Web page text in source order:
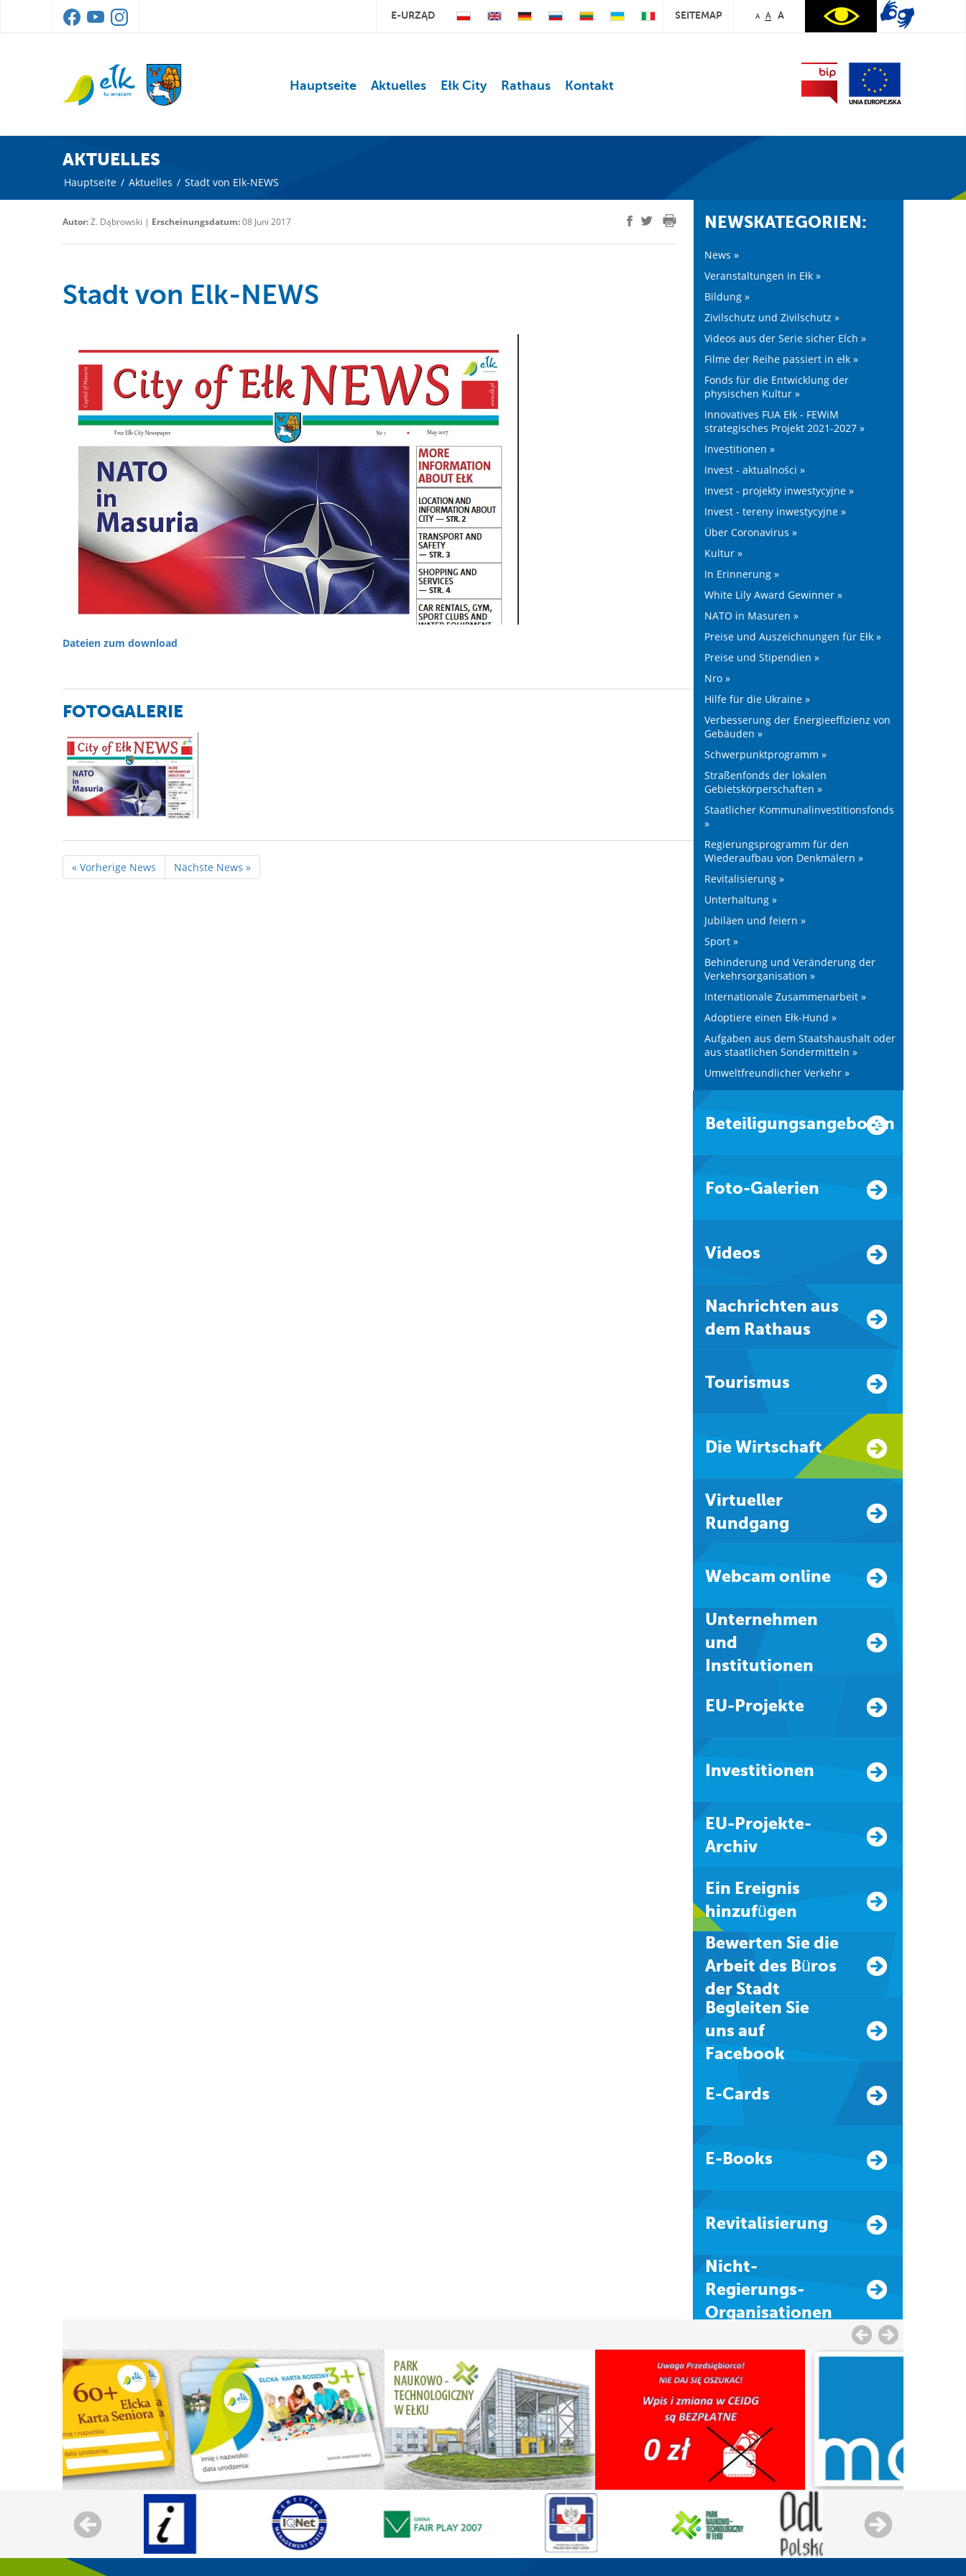
E-URZĄD SEITEMAP A A A
Hauptseite Aktuelles Ełk City Rathaus Kontakt
AKTUELLES
Hauptseite / Aktuelles / Stadt von Elk-NEWS
Autor:Z. Dąbrowski | Erscheinungsdatum:08 Juni 2017
Stadt von Elk-NEWS
Dateien zum download
FOTOGALERIE
« Vorherige News Nächste News »
NEWSKATEGORIEN:
News »
Veranstaltungen in Ełk »
Bildung »
Zivilschutz und Zivilschutz »
Videos aus der Serie sicher Elch »
Filme der Reihe passiert in ełk »
Fonds für die Entwicklung der
physischen Kultur »
Innovatives FUA Ełk - FEWiM
strategisches Projekt 2021-2027 »
Investitionen »
Invest - aktualności »
Invest - projekty inwestycyjne »
Invest - tereny inwestycyjne »
Über Coronavirus »
Kultur »
In Erinnerung »
White Lily Award Gewinner »
NATO in Masuren »
Preise und Auszeichnungen für Ełk »
Preise und Stipendien »
Nro »
Hilfe für die Ukraine »
Verbesserung der Energieeffizienz von
Gebäuden »
Schwerpunktprogramm »
Straßenfonds der lokalen
Gebietskörperschaften »
Staatlicher Kommunalinvestitionsfonds
»
Regierungsprogramm für den
Wiederaufbau von Denkmälern »
Revitalisierung »
Unterhaltung »
Jubiläen und feiern »
Sport »
Behinderung und Veränderung der
Verkehrsorganisation »
Internationale Zusammenarbeit »
Adoptiere einen Ełk-Hund »
Aufgaben aus dem Staatshaushalt oder
aus staatlichen Sondermitteln »
Umweltfreundlicher Verkehr »
Beteiligungsangeboten
Foto-Galerien
Videos
Nachrichten aus
dem Rathaus
Tourismus
Die Wirtschaft
Virtueller
Rundgang
Webcam online
Unternehmen
und
Institutionen
EU-Projekte
Investitionen
EU-Projekte-
Archiv
Ein Ereignis
hinzufügen
Bewerten Sie die
Arbeit des Büros
der Stadt
Begleiten Sie
uns auf
Facebook
E-Cards
E-Books
Revitalisierung
Nicht-
Regierungs-
Organisationen